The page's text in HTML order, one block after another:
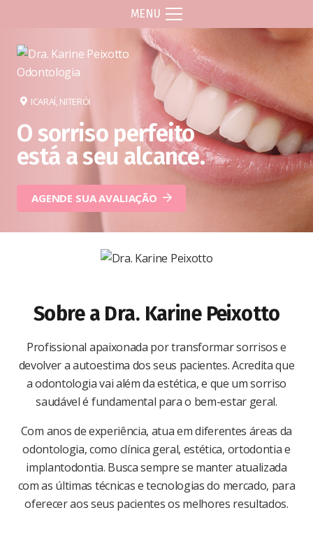
MENU
ICARAÍ, NITERÓI
O sorriso perfeito
está a seu alcance.
AGENDE SUA AVALIAÇÃO
Sobre a Dra. Karine Peixotto
Profissional apaixonada por transformar sorrisos e
devolver a autoestima dos seus pacientes. Acredita que
a odontologia vai além da estética, e que um sorriso
saudável é fundamental para o bem-estar geral.
Com anos de experiência, atua em diferentes áreas da
odontologia, como clínica geral, estética, ortodontia e
implantodontia. Busca sempre se manter atualizada
com as últimas técnicas e tecnologias do mercado, para
oferecer aos seus pacientes os melhores resultados.